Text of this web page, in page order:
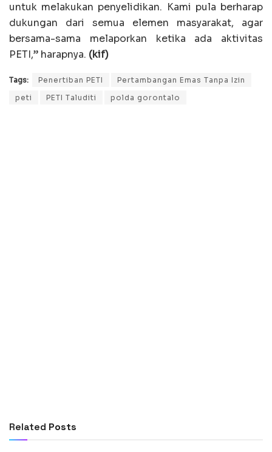
untuk melakukan penyelidikan. Kami pula berharap
dukungan dari semua elemen masyarakat, agar
bersama-sama melaporkan ketika ada aktivitas
PETI,” harapnya. (kif)
Tags: Penertiban PETI
Pertambangan Emas Tanpa Izin
peti
PETI Taluditi polda gorontalo
Related Posts